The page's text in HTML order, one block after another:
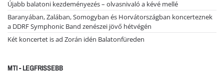
Újabb balatoni kezdeményezés – olvasnivaló a kévé mellé
Baranyában, Zalában, Somogyban és Horvátországban koncerteznek
a DDRF Symphonic Band zenészei jövő hétvégén
Két koncertet is ad Zorán idén Balatonfüreden
MTI - LEGFRISSEBB